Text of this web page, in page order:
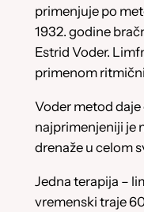
primenjuje po
1932. godine
Estrid Voder.
primenom
Voder metod
najprimenjeniji je
drenaže u celom
Jedna terapija –
vremenski traje